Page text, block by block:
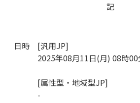
記
日時
[汎用JP]
2025年08月11日(月) 08時
[属性型・地域型JP]
-